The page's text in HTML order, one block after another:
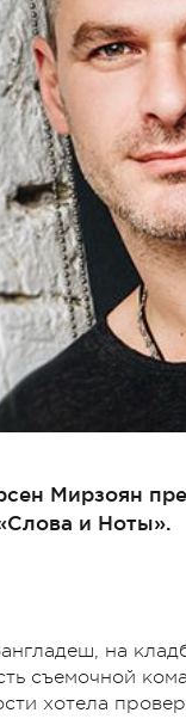
Мирзоян
и Ноты».
на
съемочной
хотела